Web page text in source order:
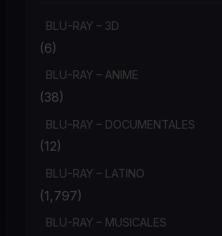
BLU-RAY – 3D
(6)
BLU-RAY – ANIME
(38)
BLU-RAY – DOCUMENTALES
(12)
BLU-RAY – LATINO
(1,797)
BLU-RAY – MUSICALES